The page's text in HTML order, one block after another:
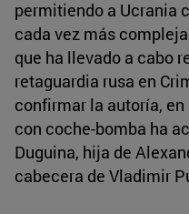
permitiendo a Ucrania
cada vez más
que ha llevado a cabo
retaguardia rusa en
confirmar la autoría,
con coche-bomba ha
Duguina, hija de
cabecera de Vladimir